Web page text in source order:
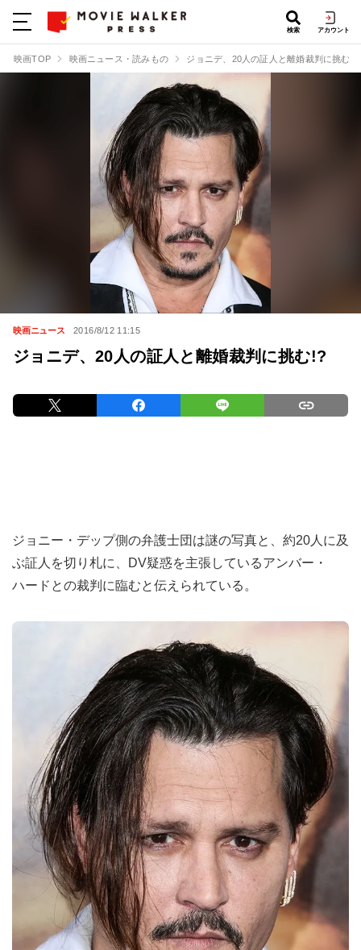
検索 アカウント
映画TOP 映画ニュース・読みもの ジョニデ、20人の証人と離婚裁判に挑む!?
映画ニュース 2016/8/12 11:15
ジョニデ、20人の証人と離婚裁判に挑む!?
ジョニー・デップ側の弁護士団は謎の写真と、約20人に及
ぶ証人を切り札に、DV疑惑を主張しているアンバー・
ハードとの裁判に臨むと伝えられている。